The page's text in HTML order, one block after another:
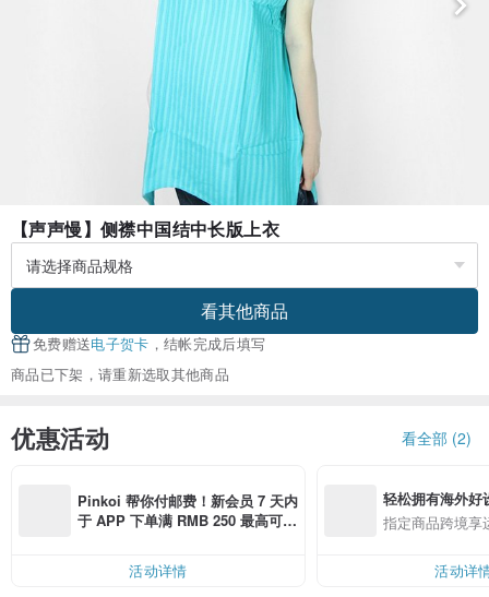
【声声慢】侧襟中国结中长版上衣
看其他商品
免费赠送电子贺卡 ，结帐完成后填写
商品已下架，请重新选取其他商品
优惠活动 看全部 (2)
Pinkoi 帮你付邮费！新会员 7 天内
于 APP 下单满 RMB 250 最高可折
活动详情
轻松拥有海外好
指定商品跨境享
活动详